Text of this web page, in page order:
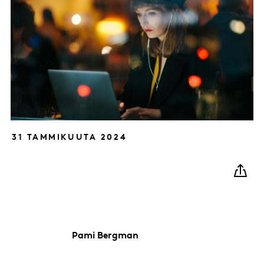
31 TAMMIKUUTA 2024
Pami Bergman